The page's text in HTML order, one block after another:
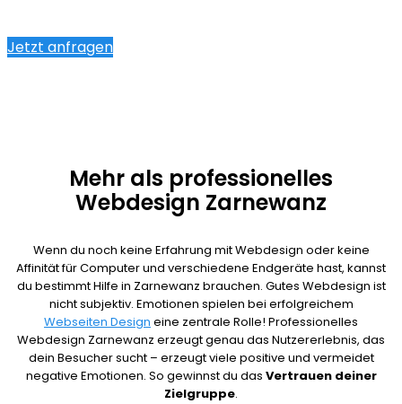
Jetzt anfragen
Mehr als professionelles
Webdesign Zarnewanz
Wenn du noch keine Erfahrung mit Webdesign oder keine
Affinität für Computer und verschiedene Endgeräte hast, kannst
du bestimmt Hilfe in Zarnewanz brauchen. Gutes Webdesign ist
nicht subjektiv. Emotionen spielen bei erfolgreichem
Webseiten Design eine zentrale Rolle! Professionelles
Webdesign Zarnewanz erzeugt genau das Nutzererlebnis, das
dein Besucher sucht – erzeugt viele positive und vermeidet
negative Emotionen. So gewinnst du das Vertrauen deiner
Zielgruppe.